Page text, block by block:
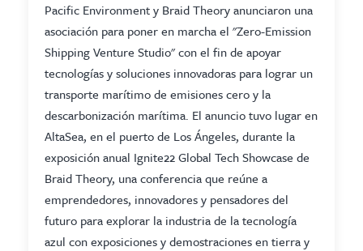
Pacific Environment y Braid Theory anunciaron una
asociación para poner en marcha el "Zero-Emission
Shipping Venture Studio" con el fin de apoyar
tecnologías y soluciones innovadoras para lograr un
transporte marítimo de emisiones cero y la
descarbonización marítima. El anuncio tuvo lugar en
AltaSea, en el puerto de Los Ángeles, durante la
exposición anual Ignite22 Global Tech Showcase de
Braid Theory, una conferencia que reúne a
emprendedores, innovadores y pensadores del
futuro para explorar la industria de la tecnología
azul con exposiciones y demostraciones en tierra y